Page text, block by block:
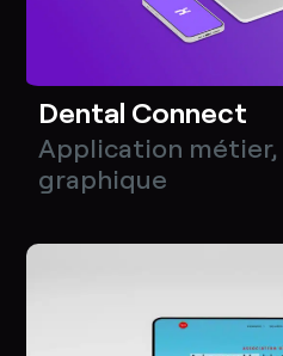
Dental Connect
Application métier,
graphique